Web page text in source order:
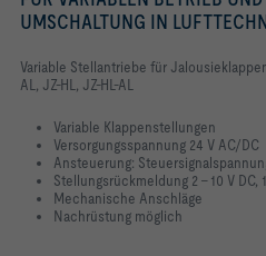
UMSCHALTUNG IN
Variable Stellantriebe für
AL, JZ-HL, JZ-HL-AL
Variable Klappenstellungen
Versorgungsspannung 24 V AC/DC
Ansteuerung:
Stellungsrückmeldung 2 – 10 V DC,
Mechanische Anschläge
Nachrüstung möglich